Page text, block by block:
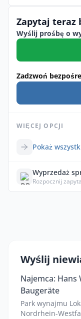
Zapytaj teraz
Wyślij prośbę o
Zadzwoń
WIĘCEJ OPCJI
Pokaż
Wyprzedaż
Rozpocznij
Wyślij
Najemca:
Baugeräte
Park wynajmu
Nordrhein-